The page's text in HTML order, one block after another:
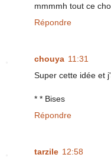
mmmmh tout ce
Répondre
chouya 11:31
Super cette idée et
* * Bises
Répondre
tarzile 12:58